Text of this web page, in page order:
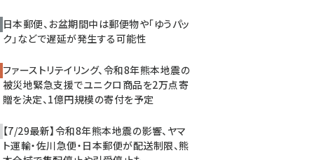
日本郵便、お盆期間中は郵便物や「ゆうパッ
ク」などで遅延が発生する可能性
ファーストリテイリング、令和8年熊本地震の
被災地緊急支援でユニクロ商品を2万点寄
贈を決定、1億円規模の寄付を予定
【7/29最新】令和8年熊本地震の影響、ヤマ
ト運輸・佐川急便・日本郵便が配送制限、熊